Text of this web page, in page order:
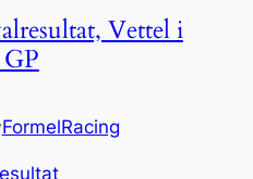
Vettel i
FormelRacing